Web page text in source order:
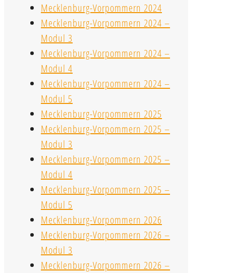
Mecklenburg-Vorpommern 2024
Mecklenburg-Vorpommern 2024 –
Modul 3
Mecklenburg-Vorpommern 2024 –
Modul 4
Mecklenburg-Vorpommern 2024 –
Modul 5
Mecklenburg-Vorpommern 2025
Mecklenburg-Vorpommern 2025 –
Modul 3
Mecklenburg-Vorpommern 2025 –
Modul 4
Mecklenburg-Vorpommern 2025 –
Modul 5
Mecklenburg-Vorpommern 2026
Mecklenburg-Vorpommern 2026 –
Modul 3
Mecklenburg-Vorpommern 2026 –